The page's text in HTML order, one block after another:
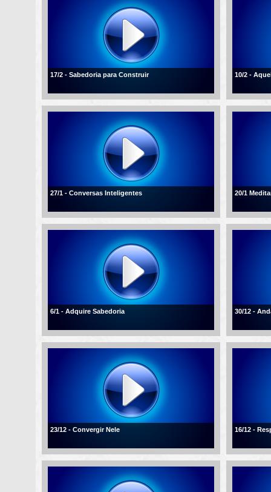
17/2 - Sabedoria para Construir 10/2 -
27/1 - Conversas Inteligentes 20/1
6/1 - Adquire Sabedoria 30/12 -
23/12 - Convergir Nele 16/12 -